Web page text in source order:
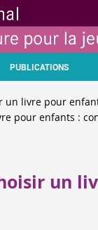
PUBLICATIONS
un livre pour
pour enfants :
un